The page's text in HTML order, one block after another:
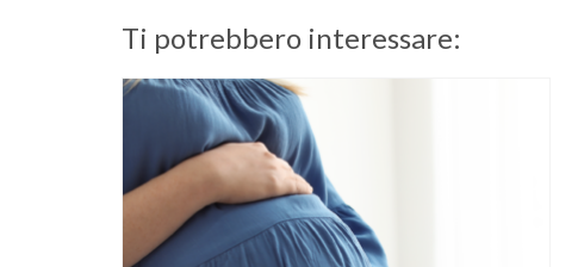
Ti potrebbero interessare: